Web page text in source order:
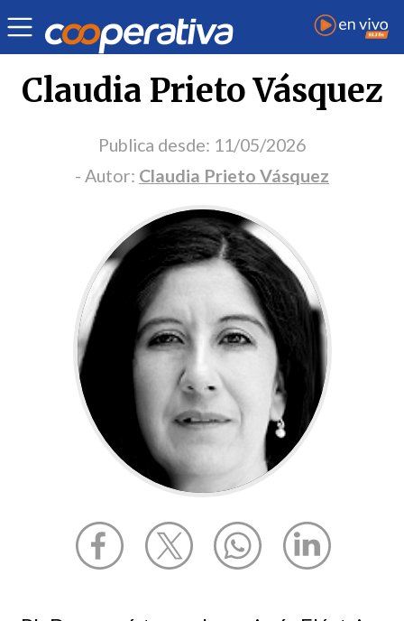
Portada Opinión
Claudia Prieto Vásquez
Publica desde: 11/05/2026
- Autor: Claudia Prieto Vásquez